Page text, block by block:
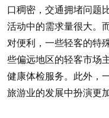
口稠密，交通拥堵问题
活动中的需求量很大。
对便利，一些轻客的特
些偏远地区的轻客市场
健康体检服务。此外，
旅游业的发展中扮演更